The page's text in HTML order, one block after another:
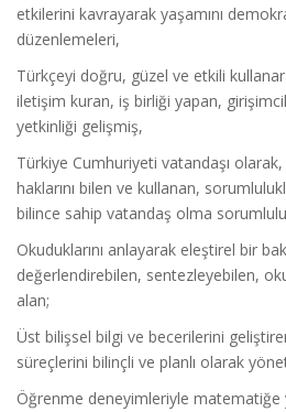
etkilerini kavrayarak yaşamını
düzenlemeleri,
Türkçeyi doğru, güzel ve etkili
iletişim kuran, iş birliği yapan,
yetkinliği gelişmiş,
Türkiye Cumhuriyeti vatandaşı
haklarını bilen ve kullanan,
bilince sahip vatandaş olma
Okuduklarını anlayarak eleştirel bir
değerlendirebilen, sentezleyebilen,
alan;
Üst bilişsel bilgi ve becerilerini
süreçlerini bilinçli ve planlı olarak
Öğrenme deneyimleriyle